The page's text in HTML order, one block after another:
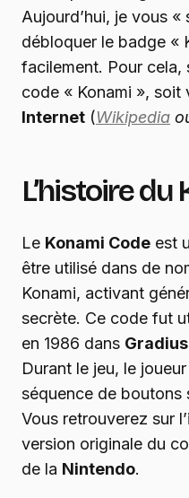
Aujourd’hui, je vous
débloquer le badge «
facilement. Pour cela,
code « Konami », soit
Internet (Wikipedia
L’histoire du
Le Konami Code est
être utilisé dans de
Konami, activant
secrète. Ce code fut
en 1986 dans Gradius
Durant le jeu, le
séquence de boutons
Vous retrouverez sur
version originale du
de la Nintendo.